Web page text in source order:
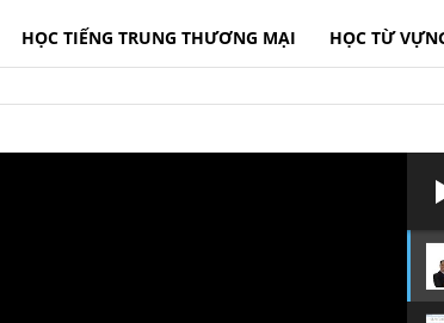
HỌC TIẾNG TRUNG THƯƠNG MẠI HỌC TỪ